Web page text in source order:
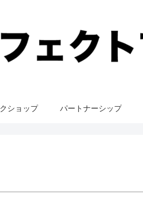
ショップ パートナーシップ